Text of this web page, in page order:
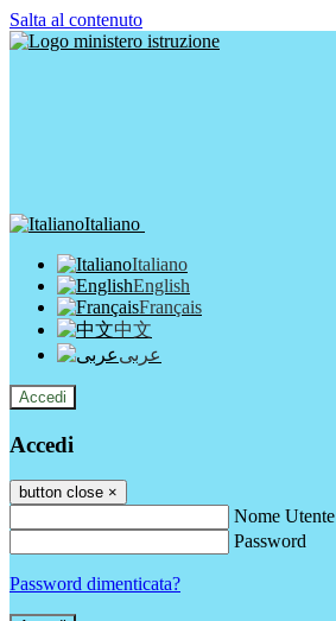
Salta al contenuto
Italiano
Italiano
English
Français
中文
عربى
Accedi
Accedi
button close ×
Nome Utente
Password
Password dimenticata?